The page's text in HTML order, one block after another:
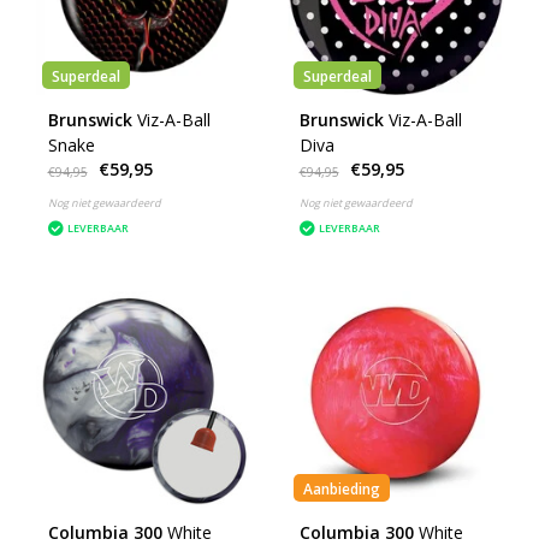
Superdeal
Brunswick Viz-A-Ball
Snake
€94,95 €59,95
Nog niet gewaardeerd
LEVERBAAR
Superdeal
Brunswick Viz-A-Ball
Diva
€94,95 €59,95
Nog niet gewaardeerd
LEVERBAAR
Columbia 300 White
Aanbieding
Columbia 300 White